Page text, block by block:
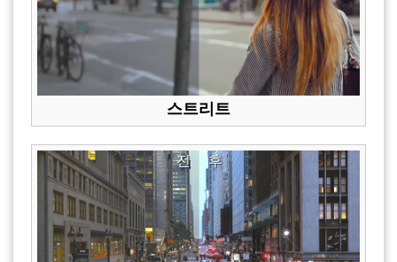
스트리트
후
전